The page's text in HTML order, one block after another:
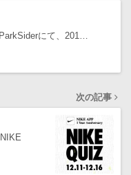
にて、201…
次の記事